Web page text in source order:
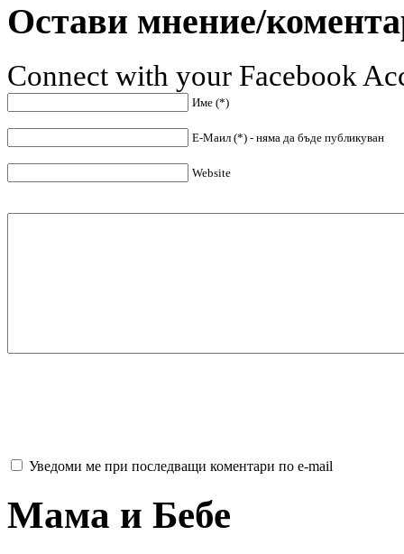
Остави мнение/
Connect with your Facebook
Име (*)
Е-Маил (*) - няма да бъде публикуван
Website
Уведоми ме при последващи коментари по e-mail
Мама и Бебе